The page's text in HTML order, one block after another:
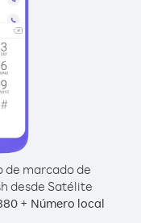
de marcado de
desde Satélite
+ Número local